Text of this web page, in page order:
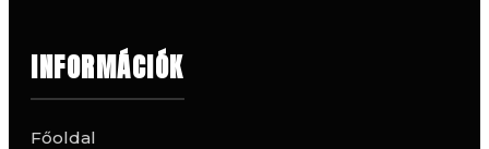
INFORMÁCIÓK
Főoldal